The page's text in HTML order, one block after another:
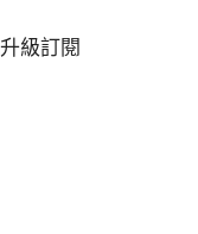
級訂閱